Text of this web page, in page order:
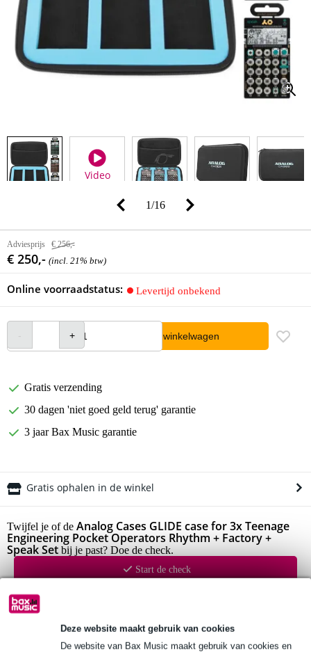
Deze website maakt gebruik van cookies
De website van Bax Music maakt gebruik van cookies en
Video
1/16
Adviesprijs € 256,-
€ 250,- (incl. 21% btw)
Online voorraadstatus: Levertijd onbekend
In winkelwagen
Gratis verzending
30 dagen 'niet goed geld terug' garantie
3 jaar Bax Music garantie
Gratis ophalen in de winkel
Twijfel je of de Analog Cases GLIDE case for 3x Teenage
Engineering Pocket Operators Rhythm + Factory +
Speak Set bij je past? Doe de check.
Start de check
Productinformatie
Bekijk alle productspecificaties